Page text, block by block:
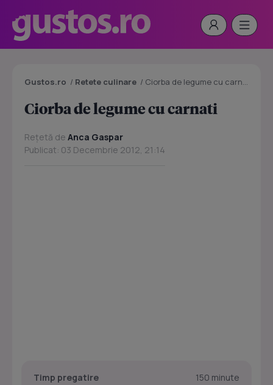
Gustos.ro / Retete culinare / Ciorba de legume cu carnati
Ciorba de legume cu carnati
Rețetă de Anca Gaspar
Publicat: 03 Decembrie 2012, 21:14
Timp pregatire
150 minute